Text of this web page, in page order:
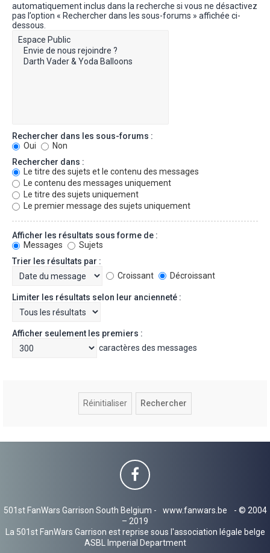
automatiquement inclus dans la recherche si vous ne désactivez
pas l’option « Rechercher dans les sous-forums » affichée ci-
dessous.
Rechercher dans les sous-forums :
Oui
Non
Rechercher dans :
Le titre des sujets et le contenu des messages
Le contenu des messages uniquement
Le titre des sujets uniquement
Le premier message des sujets uniquement
Afficher les résultats sous forme de :
Messages
Sujets
Trier les résultats par :
Croissant
Décroissant
Limiter les résultats selon leur ancienneté :
Afficher seulement les premiers :
caractères des messages
501st FanWars Garrison South Belgium - www.fanwars.be
- © 2004
– 2019
La 501st FanWars Garrison est reprise sous l'association légale belge
ASBL Imperial Department